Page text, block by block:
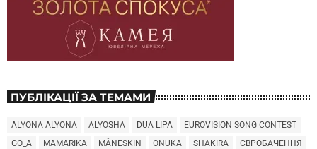
ПУБЛІКАЦІЇ ЗА ТЕМАМИ
ALYONA ALYONA ALYOSHA DUA LIPA
EUROVISION SONG CONTEST
GO_A
MAMARIKA MÅNESKIN ONUKA SHAKIRA
ЄВРОБАЧЕННЯ